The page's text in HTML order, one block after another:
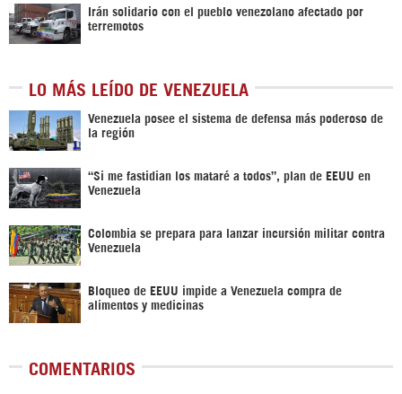
Irán solidario con el pueblo venezolano afectado por
terremotos
LO MÁS LEÍDO DE VENEZUELA
Venezuela posee el sistema de defensa más poderoso de
la región
“Si me fastidian los mataré a todos”, plan de EEUU en
Venezuela
Colombia se prepara para lanzar incursión militar contra
Venezuela
Bloqueo de EEUU impide a Venezuela compra de
alimentos y medicinas
COMENTARIOS